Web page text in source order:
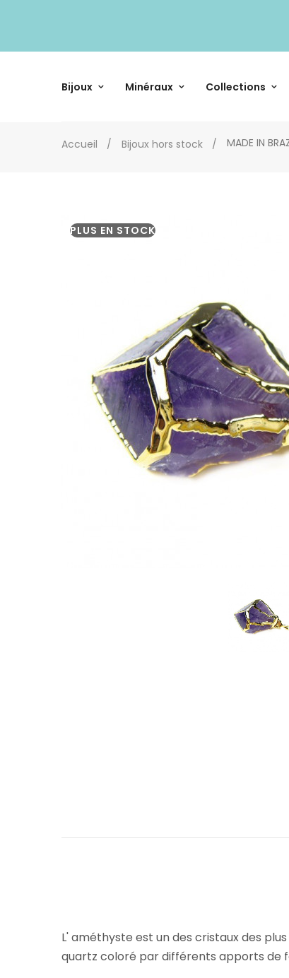
Bijoux Minéraux Collections
Accueil Bijoux hors stock MADE IN
PLUS EN STOCK
L' améthyste est un des cristaux des
quartz coloré par différents apports de